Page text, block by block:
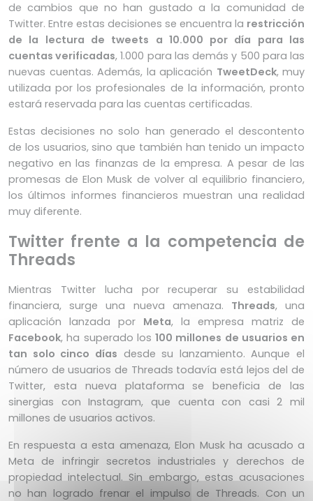
de cambios que no han gustado a la comunidad de
Twitter. Entre estas decisiones se encuentra la restricción
de la lectura de tweets a 10.000 por día para las
cuentas verificadas, 1.000 para las demás y 500 para las
nuevas cuentas. Además, la aplicación TweetDeck, muy
utilizada por los profesionales de la información, pronto
estará reservada para las cuentas certificadas.
Estas decisiones no solo han generado el descontento
de los usuarios, sino que también han tenido un impacto
negativo en las finanzas de la empresa. A pesar de las
promesas de Elon Musk de volver al equilibrio financiero,
los últimos informes financieros muestran una realidad
muy diferente.
Twitter frente a la competencia de
Threads
Mientras Twitter lucha por recuperar su estabilidad
financiera, surge una nueva amenaza. Threads, una
aplicación lanzada por Meta, la empresa matriz de
Facebook, ha superado los 100 millones de usuarios en
tan solo cinco días desde su lanzamiento. Aunque el
número de usuarios de Threads todavía está lejos del de
Twitter, esta nueva plataforma se beneficia de las
sinergias con Instagram, que cuenta con casi 2 mil
millones de usuarios activos.
En respuesta a esta amenaza, Elon Musk ha acusado a
Meta de infringir secretos industriales y derechos de
propiedad intelectual. Sin embargo, estas acusaciones
no han logrado frenar el impulso de Threads. Con un